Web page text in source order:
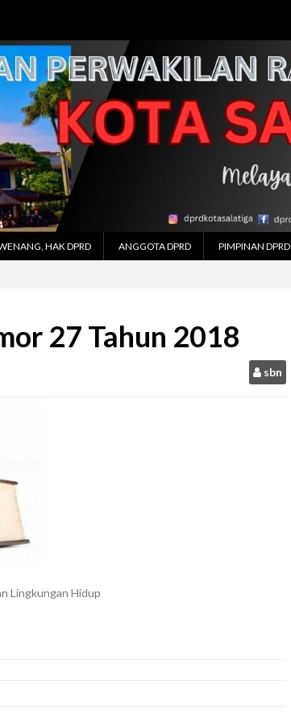
HAK DPRD ANGGOTA DPRD PIMPINAN DPRD
27 Tahun 2018
sbn
Lingkungan Hidup